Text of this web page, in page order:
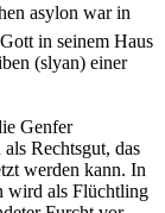
asylon war in
in seinem Haus
(slyan) einer
Genfer
Rechtsgut, das
werden kann. In
wird als Flüchtling